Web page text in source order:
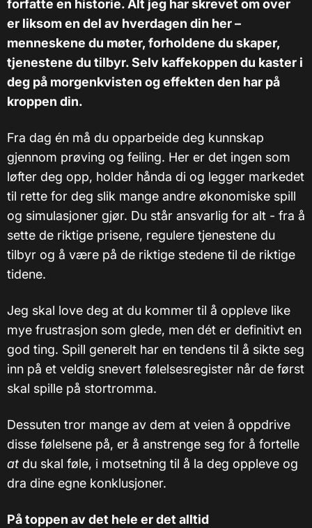
forfatte en historie. Alt jeg har skrevet om over
er liksom en del av hverdagen din her –
menneskene du møter, forholdene du skaper,
tjenestene du tilbyr. Selv kaffekoppen du kaster i
deg på morgenkvisten og effekten den har på
kroppen din.
Fra dag én må du opparbeide deg kunnskap
gjennom prøving og feiling. Her er det ingen som
løfter deg opp, holder hånda di og legger markedet
til rette for deg slik mange andre økonomiske spill
og simulasjoner gjør. Du står ansvarlig for alt - fra å
sette de riktige prisene, regulere tjenestene du
tilbyr og å være på de riktige stedene til de riktige
tidene.
Jeg skal love deg at du kommer til å oppleve like
mye frustrasjon som glede, men dét er definitivt en
god ting. Spill generelt har en tendens til å sikte seg
inn på et veldig snevert følelsesregister når de først
skal spille på stortromma.
Dessuten tror mange av dem at veien å oppdrive
disse følelsene på, er å anstrenge seg for å fortelle
at du skal føle, i motsetning til å la deg oppleve og
dra dine egne konklusjoner.
På toppen av det hele er det alltid